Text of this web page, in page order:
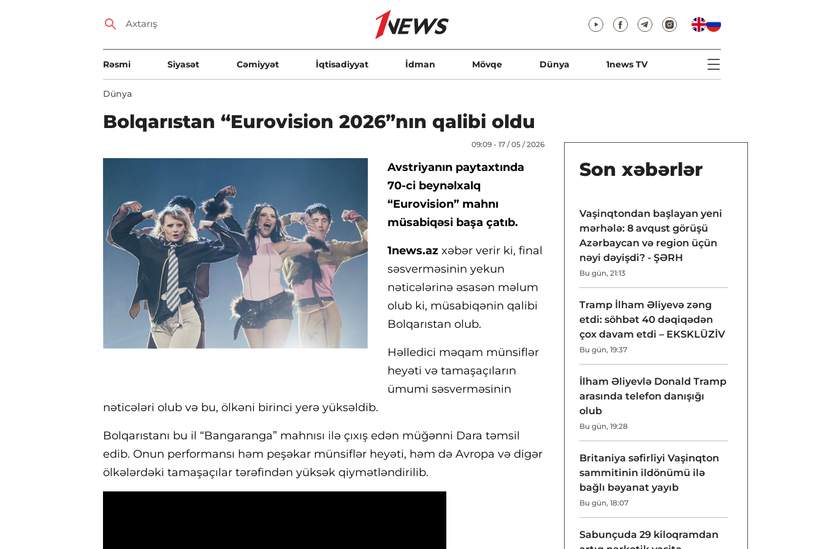
Rəsmi Siyasət Cəmiyyət İqtisadiyyat İdman Mövqe Dünya 1news TV
Dünya
Bolqarıstan “Eurovision 2026”nın qalibi oldu
09:09 - 17 / 05 / 2026
Avstriyanın paytaxtında
70-ci beynəlxalq
“Eurovision” mahnı
müsabiqəsi başa çatıb.
1news.az xəbər verir ki, final
səsverməsinin yekun
nəticələrinə əsasən məlum
olub ki, müsabiqənin qalibi
Bolqarıstan olub.
Həlledici məqam münsiflər
heyəti və tamaşaçıların
ümumi səsverməsinin
nəticələri olub və bu, ölkəni birinci yerə yüksəldib.
Bolqarıstanı bu il “Bangaranga” mahnısı ilə çıxış edən müğənni Dara təmsil
edib. Onun performansı həm peşəkar münsiflər heyəti, həm də Avropa və digər
ölkələrdəki tamaşaçılar tərəfindən yüksək qiymətləndirilib.
Son xəbərlər
Vaşinqtondan başlayan yeni
mərhələ: 8 avqust görüşü
Azərbaycan və region üçün
nəyi dəyişdi? - ŞƏRH
Bu gün, 21:13
Tramp İlham Əliyevə zəng
etdi: söhbət 40 dəqiqədən
çox davam etdi – EKSKLÜZİV
Bu gün, 19:37
İlham Əliyevlə Donald Tramp
arasında telefon danışığı
olub
Bu gün, 19:28
Britaniya səfirliyi Vaşinqton
sammitinin ildönümü ilə
bağlı bəyanat yayıb
Bu gün, 18:07
Sabunçuda 29 kiloqramdan